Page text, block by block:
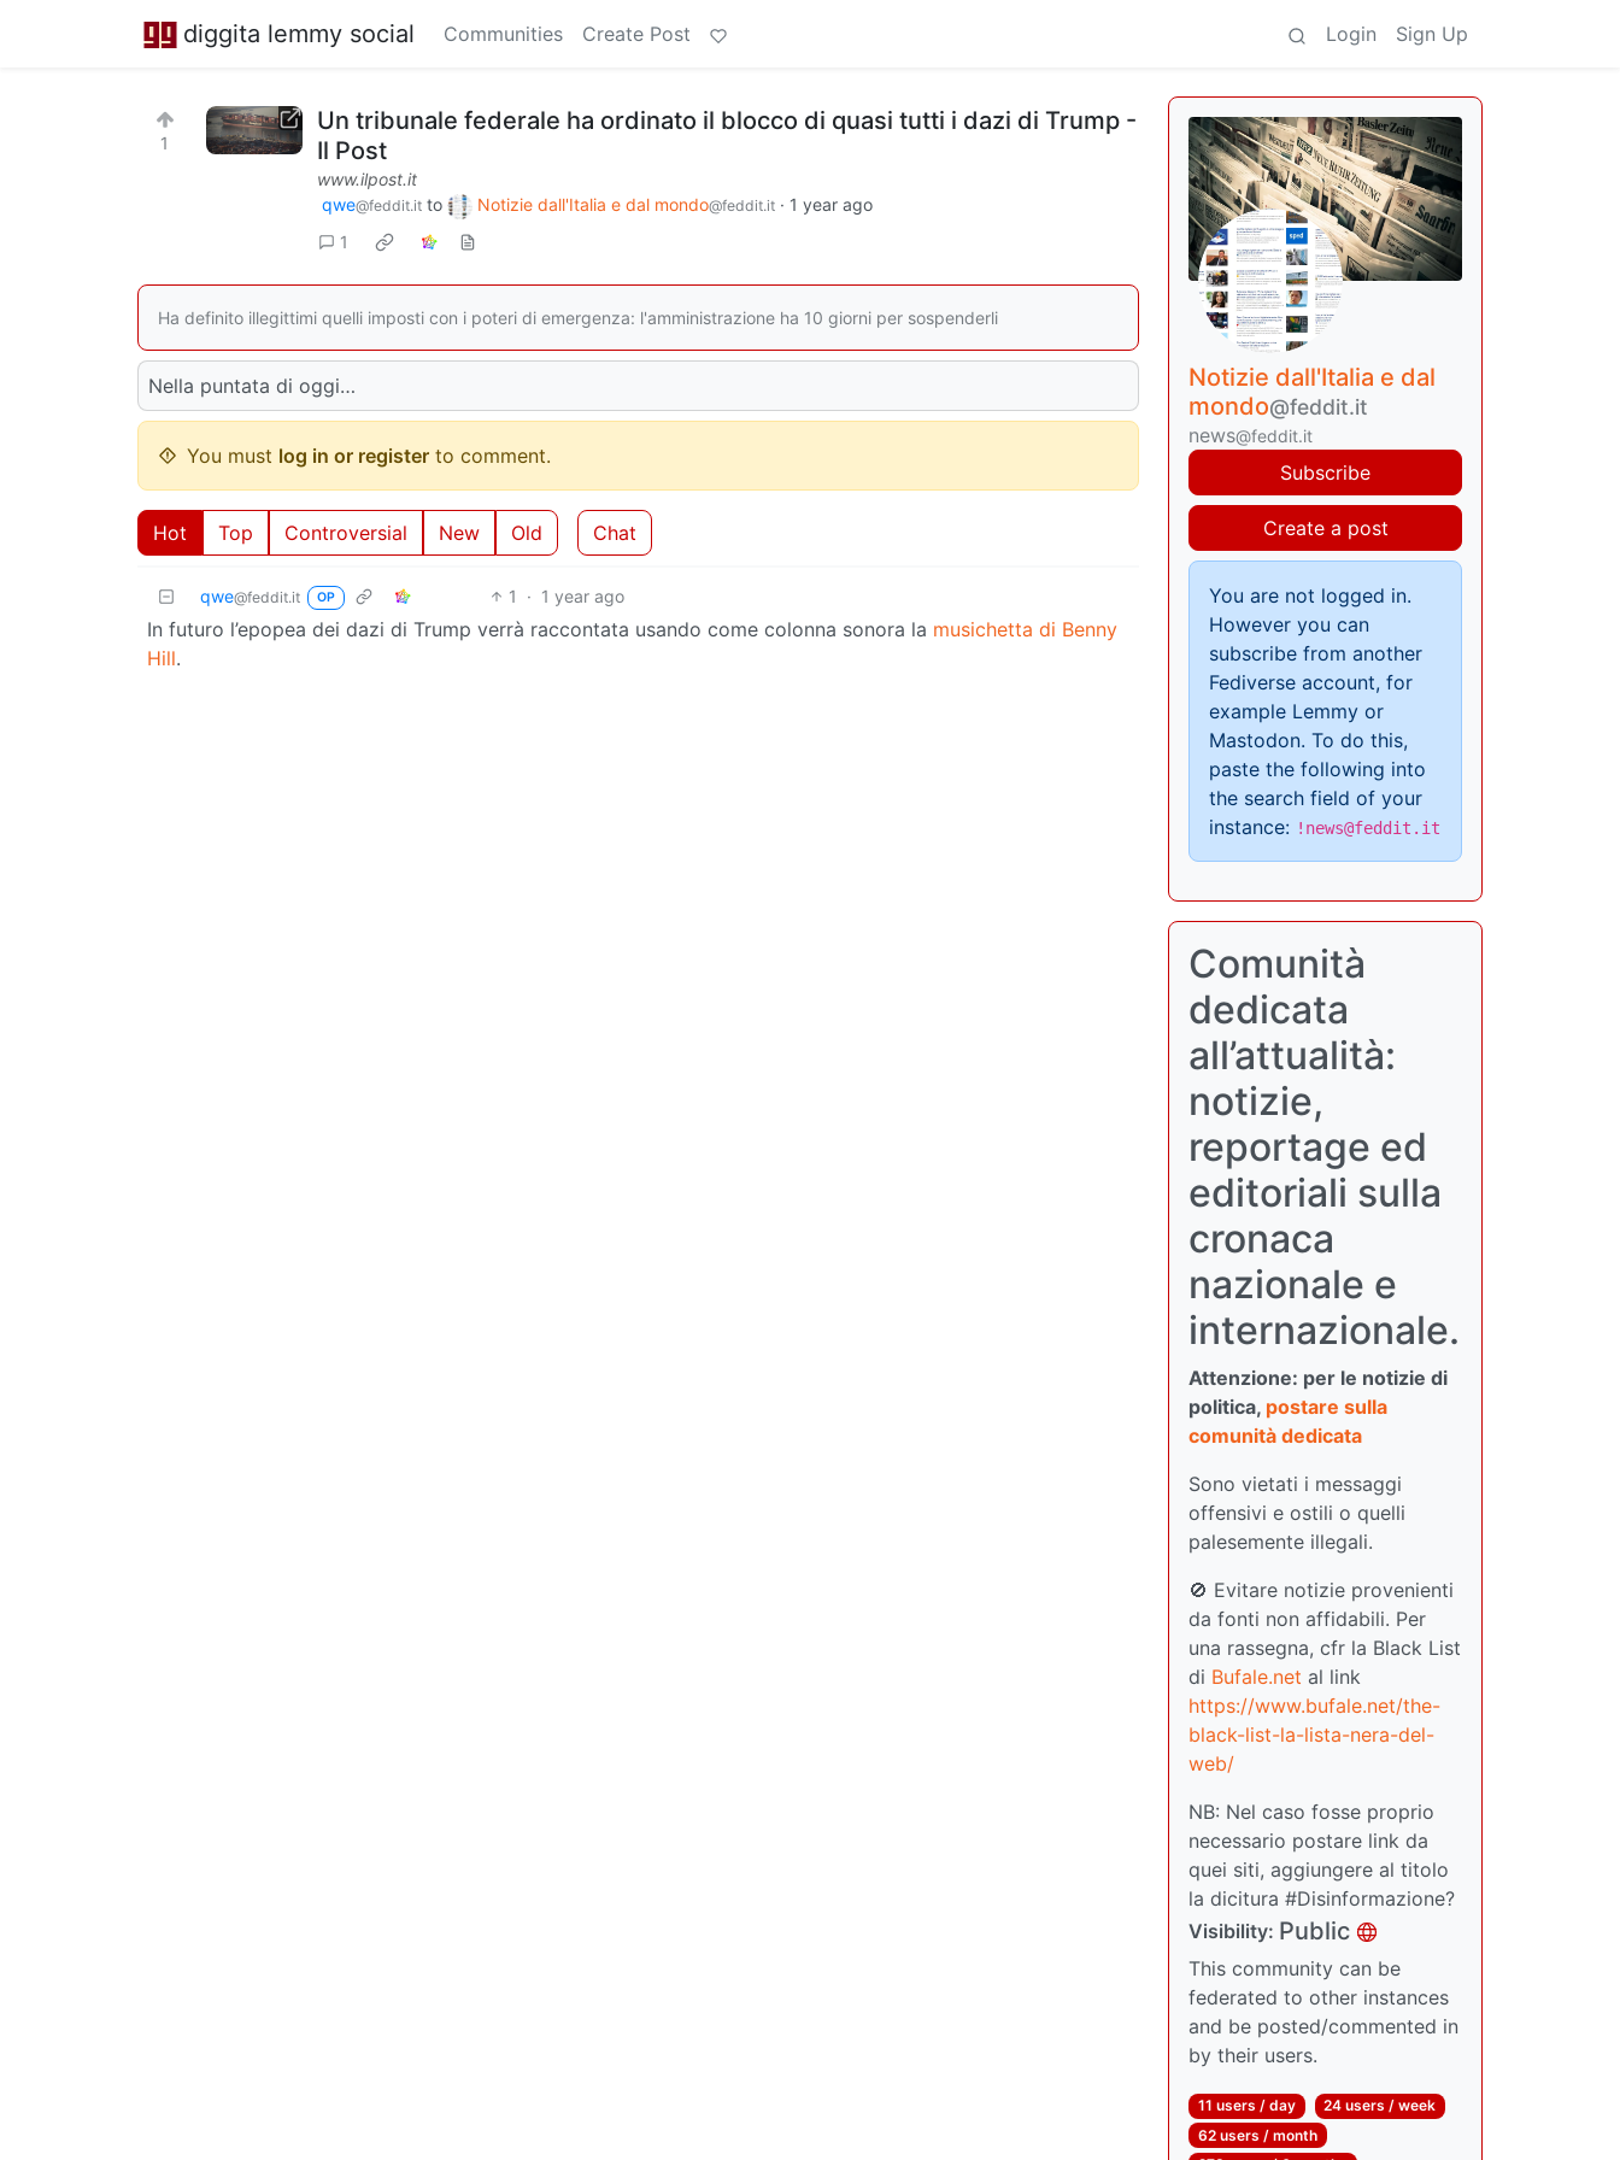
diggita lemmy social Communities Create Post Login Sign Up
1
Un tribunale federale ha ordinato il blocco di quasi tutti i dazi di Trump -
Il Post
www.ilpost.it
qwe@feddit.it to Notizie dall'Italia e dal mondo@feddit.it · 1 year ago
1
Ha definito illegittimi quelli imposti con i poteri di emergenza: l'amministrazione ha 10 giorni per sospenderli
Nella puntata di oggi…
You must log in or register to comment.
Hot Top Controversial New Old Chat
qwe@feddit.it OP 1 · 1 year ago
In futuro l’epopea dei dazi di Trump verrà raccontata usando come colonna sonora la musichetta di Benny
Hill.
Notizie dall'Italia e dal
mondo@feddit.it
news@feddit.it
Subscribe
Create a post
You are not logged in.
However you can
subscribe from another
Fediverse account, for
example Lemmy or
Mastodon. To do this,
paste the following into
the search field of your
instance: !news@feddit.it
Comunità
dedicata
all’attualità:
notizie,
reportage ed
editoriali sulla
cronaca
nazionale e
internazionale.
Attenzione: per le notizie di
politica, postare sulla
comunità dedicata
Sono vietati i messaggi
offensivi e ostili o quelli
palesemente illegali.
🚫 Evitare notizie provenienti
da fonti non affidabili. Per
una rassegna, cfr la Black List
di Bufale.net al link
https://www.bufale.net/the-
black-list-la-lista-nera-del-
web/
NB: Nel caso fosse proprio
necessario postare link da
quei siti, aggiungere al titolo
la dicitura #Disinformazione?
Visibility: Public
This community can be
federated to other instances
and be posted/commented in
by their users.
11 users / day
24 users / week
62 users / month